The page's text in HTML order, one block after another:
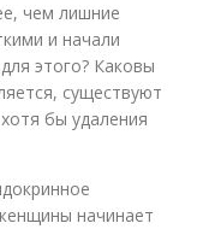
чем лишние
и начали
этого? Каковы
существуют
бы удаления
начинает